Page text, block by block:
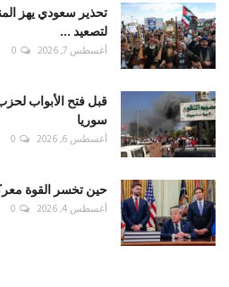
تحذير سعودي يهز
لتصعيد ...
أغسطس 7, 2026 0
قبل فتح الأبواب
سوريا
أغسطس 6, 2026 0
حين تخسر القوة
أغسطس 4, 2026 0